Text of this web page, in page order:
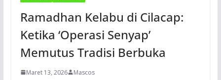
Ramadhan Kelabu di Cilacap:
Ketika ‘Operasi Senyap’
Memutus Tradisi Berbuka
Maret 13, 2026 Mascos